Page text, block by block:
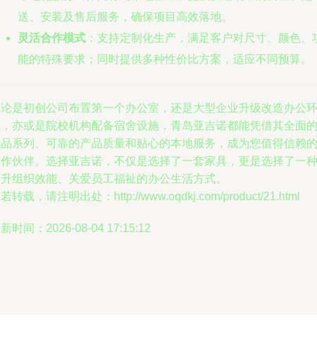
送、安装及售后服务，确保项目高效落地。
灵活合作模式 ：支持定制化生产，满足客户对尺寸、颜色、
能的特殊要求；同时提供多种性价比方案，适应不同预算。
是初创公司布置第一个办公室，还是大型企业升级改造办公环
亦或是院校机构配备宿舍设施，青岛亚吉诺都能凭借其全面的
系列、可靠的产品质量和贴心的本地服务，成为您值得信赖的
伙伴。选择亚吉诺，不仅是选择了一套家具，更是选择了一种
组织效能、关爱员工福祉的办公生活方式。
转载，请注明出处：http://www.oqdkj.com/product/21.html
时间：2026-08-04 17:15:12